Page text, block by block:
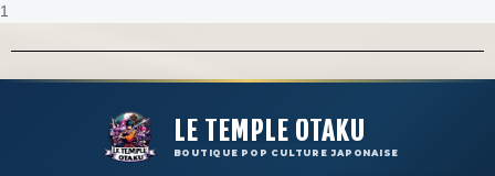
1
LE TEMPLE OTAKU
BOUTIQUE POP CULTURE JAPONAISE